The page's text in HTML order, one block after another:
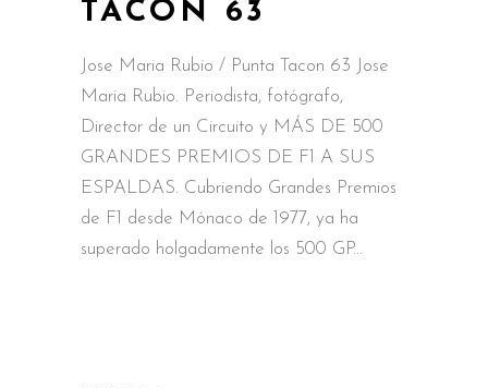
TACON 63
Jose Maria Rubio / Punta Tacon 63 Jose
Maria Rubio. Periodista, fotógrafo,
Director de un Circuito y MÁS DE 500
GRANDES PREMIOS DE F1 A SUS
ESPALDAS. Cubriendo Grandes Premios
de F1 desde Mónaco de 1977, ya ha
superado holgadamente los 500 GP